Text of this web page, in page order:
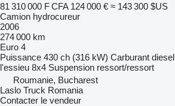
81 310 000 F CFA 124 000 € ≈ 143 300 $US
Camion hydrocureur
2006
274 000 km
Euro 4
Puissance 430 ch (316 kW) Carburant diesel
l'essieu 8x4 Suspension ressort/ressort
Roumanie, Bucharest
Laslo Truck Romania
Contacter le vendeur